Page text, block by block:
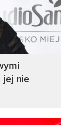
jej nie